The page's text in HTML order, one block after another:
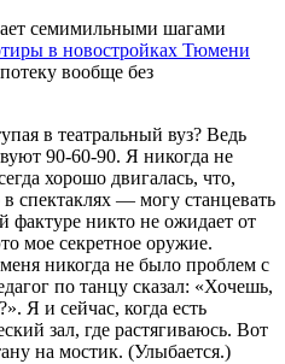
семимильными шагами
в новостройках Тюмени
вообще без
в театральный вуз? Ведь
90-60-90. Я ни­когда не
хорошо двига­лась, что,
спектаклях — могу станцевать
фактуре никто не ожидает от
мое секретное оружие.
никогда не было проблем с
по танцу ска­зал: «Хочешь,
Я и сейчас, когда есть
зал, где растя­гиваюсь. Вот
на мостик. (Улыбается.)